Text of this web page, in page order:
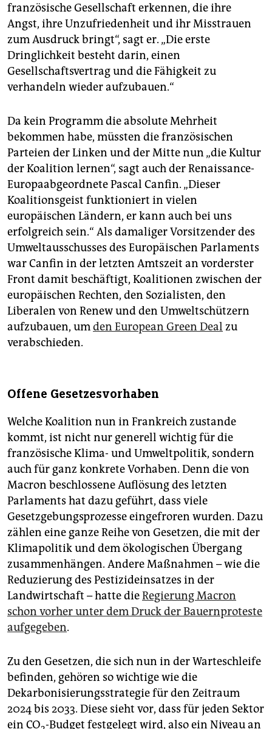
französische Gesellschaft erkennen, die ihre
Angst, ihre Unzufriedenheit und ihr Misstrauen
zum Ausdruck bringt“, sagt er. „Die erste
Dringlichkeit besteht darin, einen
Gesellschaftsvertrag und die Fähigkeit zu
verhandeln wieder aufzubauen.“
Da kein Programm die absolute Mehrheit
bekommen habe, müssten die französischen
Parteien der Linken und der Mitte nun „die Kultur
der Koalition lernen“, sagt auch der Renaissance-
Europaabgeordnete Pascal Canfin. „Dieser
Koalitionsgeist funktioniert in vielen
europäischen Ländern, er kann auch bei uns
erfolgreich sein.“ Als damaliger Vorsitzender des
Umweltausschusses des Europäischen Parlaments
war Canfin in der letzten Amtszeit an vorderster
Front damit beschäftigt, Koalitionen zwischen der
europäischen Rechten, den Sozialisten, den
Liberalen von Renew und den Umweltschützern
aufzubauen, umden European Green Deal zu
verabschieden.
Offene Gesetzesvorhaben
Welche Koalition nun in Frankreich zustande
kommt, ist nicht nur generell wichtig für die
französische Klima- und Umweltpolitik, sondern
auch für ganz konkrete Vorhaben. Denn die von
Macron beschlossene Auflösung des letzten
Parlaments hat dazu geführt, dass viele
Gesetzgebungsprozesse eingefroren wurden. Dazu
zählen eine ganze Reihe von Gesetzen, die mit der
Klimapolitik und dem ökologischen Übergang
zusammenhängen. Andere Maßnahmen – wie die
Reduzierung des Pestizideinsatzes in der
Landwirtschaft – hatte dieRegierung Macron
schon vorher unter dem Druck der Bauernproteste
aufgegeben.
Zu den Gesetzen, die sich nun in der Warteschleife
befinden, gehören so wichtige wie die
Dekarbonisierungsstrategie für den Zeitraum
2024 bis 2033. Diese sieht vor, dass für jeden Sektor
ein CO -Budget festgelegt wird, also ein Niveau an